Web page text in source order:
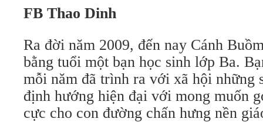
FB Thao Dinh
Ra đời năm 2009, đến nay Cánh
bằng tuổi một bạn học sinh lớp Ba.
mỗi năm đã trình ra với xã hội những
định hướng hiện đại với mong muốn
cực cho con đường chấn hưng nền